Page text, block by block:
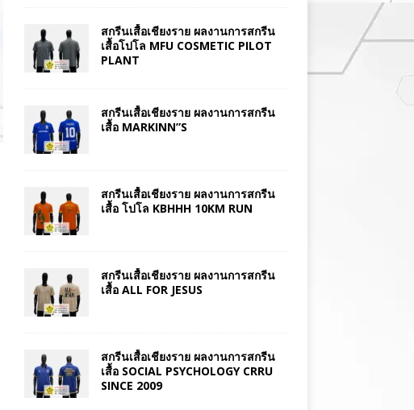
สกรีนเสื้อเชียงราย ผลงานการสกรีน
เสื้อโปโล MFU COSMETIC PILOT
PLANT
สกรีนเสื้อเชียงราย ผลงานการสกรีน
เสื้อ MARKINN”S
สกรีนเสื้อเชียงราย ผลงานการสกรีน
เสื้อ โปโล KBHHH 10KM RUN
สกรีนเสื้อเชียงราย ผลงานการสกรีน
เสื้อ ALL FOR JESUS
สกรีนเสื้อเชียงราย ผลงานการสกรีน
เสื้อ SOCIAL PSYCHOLOGY CRRU
SINCE 2009